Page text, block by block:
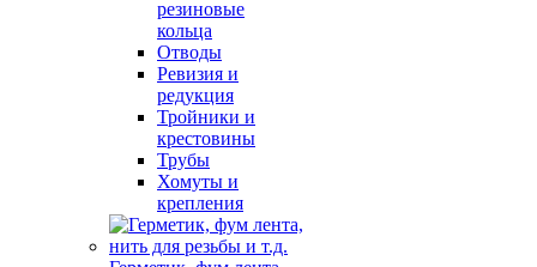
резиновые
кольца
Отводы
Ревизия и
редукция
Тройники и
крестовины
Трубы
Хомуты и
крепления